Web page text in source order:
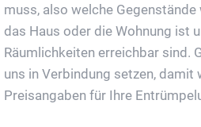
muss, also welche
das Haus oder die Wohnung ist
Räumlichkeiten erreichbar sind.
uns in Verbindung setzen, damit
Preisangaben für Ihre